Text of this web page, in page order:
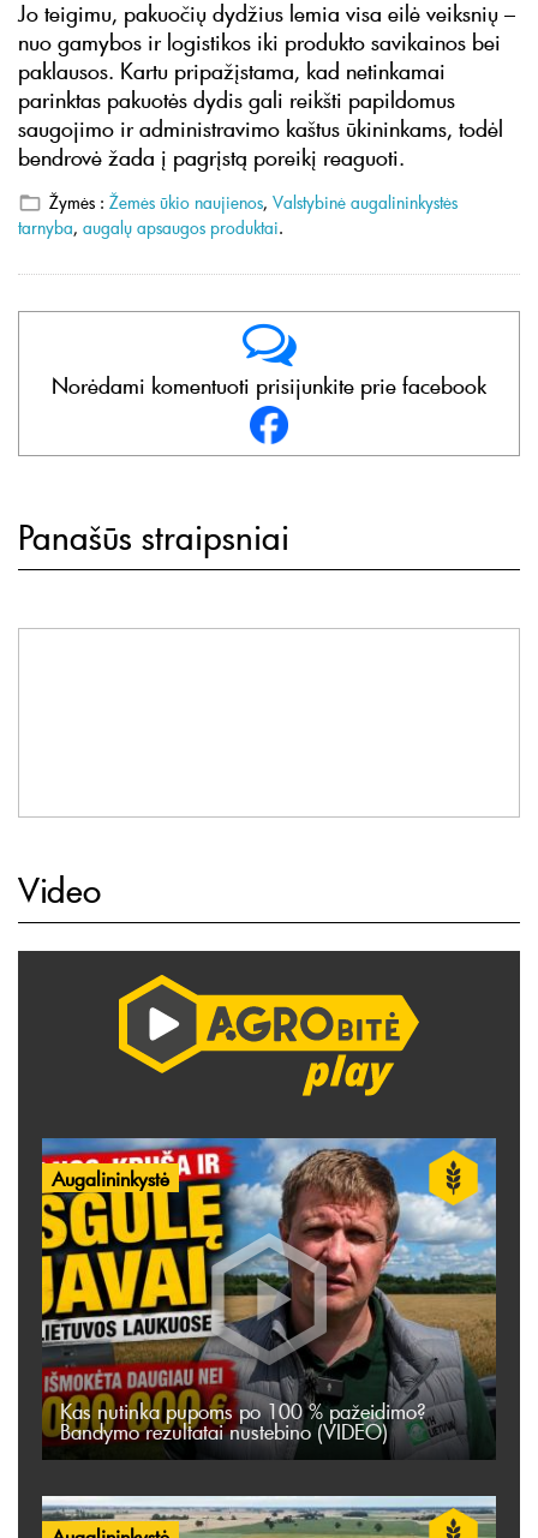
Jo teigimu, pakuočių dydžius lemia visa eilė veiksnių –
nuo gamybos ir logistikos iki produkto savikainos bei
paklausos. Kartu pripažįstama, kad netinkamai
parinktas pakuotės dydis gali reikšti papildomus
saugojimo ir administravimo kaštus ūkininkams, todėl
bendrovė žada į pagrįstą poreikį reaguoti.
Žymės : Žemės ūkio naujienos, Valstybinė augalininkystės
tarnyba, augalų apsaugos produktai.
Norėdami komentuoti prisijunkite prie facebook
Panašūs straipsniai
Video
Augalininkystė
Kas nutinka pupoms po 100 % pažeidimo?
Bandymo rezultatai nustebino (VIDEO)